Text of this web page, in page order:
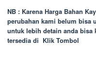
NB : Karena Harga Bahan
perubahan kami belum bisa
untuk lebih detain anda bisa
tersedia di Klik Tombol